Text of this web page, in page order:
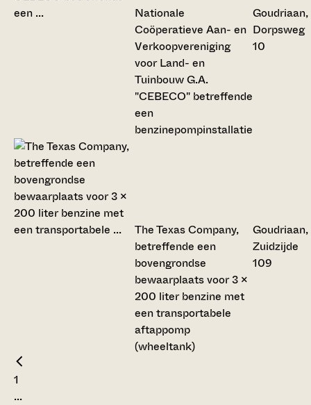
Nationale
Coöperatieve Aan- en
Verkoopvereniging
voor Land- en
Tuinbouw G.A.
"CEBECO" betreffende
een
benzinepompinstallatie
Goudriaan,
Dorpsweg
10
The Texas Company,
betreffende een
bovengrondse
bewaarplaats voor 3 x
200 liter benzine met
een transportabele
aftappomp
(wheeltank)
Goudriaan,
Zuidzijde
109
1
...